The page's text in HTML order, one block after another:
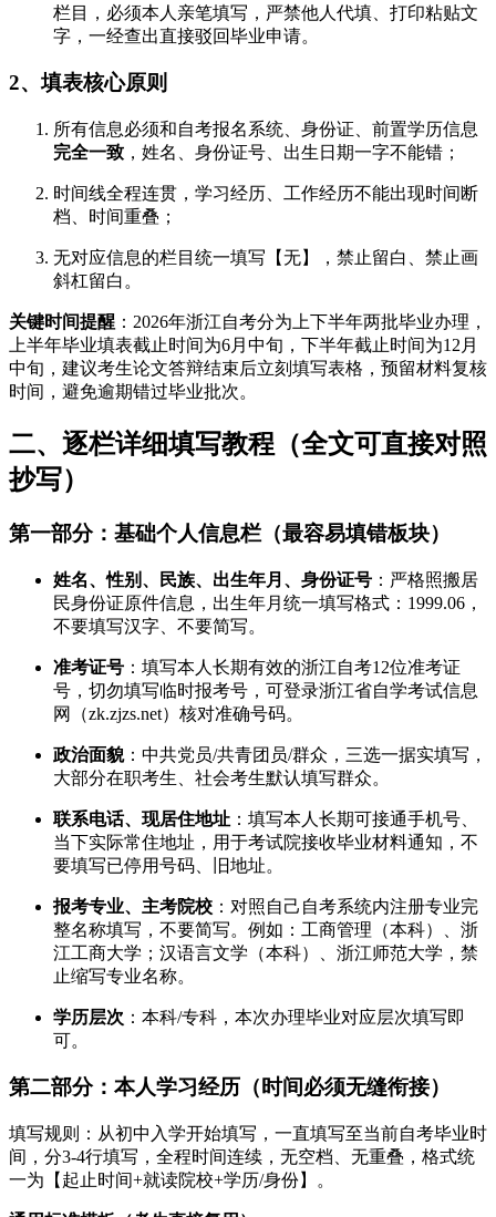
栏目，必须本人亲笔填写，严禁他人代填、打印粘贴文
字，一经查出直接驳回毕业申请。
2、填表核心原则
所有信息必须和自考报名系统、身份证、前置学历信息
完全一致 ，姓名、身份证号、出生日期一字不能错；
时间线全程连贯，学习经历、工作经历不能出现时间断
档、时间重叠；
无对应信息的栏目统一填写【无】，禁止留白、禁止画
斜杠留白。
关键时间提醒 ：2026年浙江自考分为上下半年两批毕业办理，
上半年毕业填表截止时间为6月中旬，下半年截止时间为12月
中旬，建议考生论文答辩结束后立刻填写表格，预留材料复核
时间，避免逾期错过毕业批次。
二、逐栏详细填写教程（全文可直接对照
抄写）
第一部分：基础个人信息栏（最容易填错板块）
姓名、性别、民族、出生年月、身份证号 ：严格照搬居
民身份证原件信息，出生年月统一填写格式：1999.06，
不要填写汉字、不要简写。
准考证号 ：填写本人长期有效的浙江自考12位准考证
号，切勿填写临时报考号，可登录浙江省自学考试信息
网（zk.zjzs.net）核对准确号码。
政治面貌：中共党员/共青团员/群众，三选一据实填写，
大部分在职考生、社会考生默认填写群众。
联系电话、现居住地址 ：填写本人长期可接通手机号、
当下实际常住地址，用于考试院接收毕业材料通知，不
要填写已停用号码、旧地址。
报考专业、主考院校 ：对照自己自考系统内注册专业完
整名称填写，不要简写。例如：工商管理（本科）、浙
江工商大学；汉语言文学（本科）、浙江师范大学，禁
止缩写专业名称。
学历层次 ：本科/专科，本次办理毕业对应层次填写即
可。
第二部分：本人学习经历（时间必须无缝衔接）
填写规则：从初中入学开始填写，一直填写至当前自考毕业时
间，分3-4行填写，全程时间连续，无空档、无重叠，格式统
一为【起止时间+就读院校+学历/身份】。